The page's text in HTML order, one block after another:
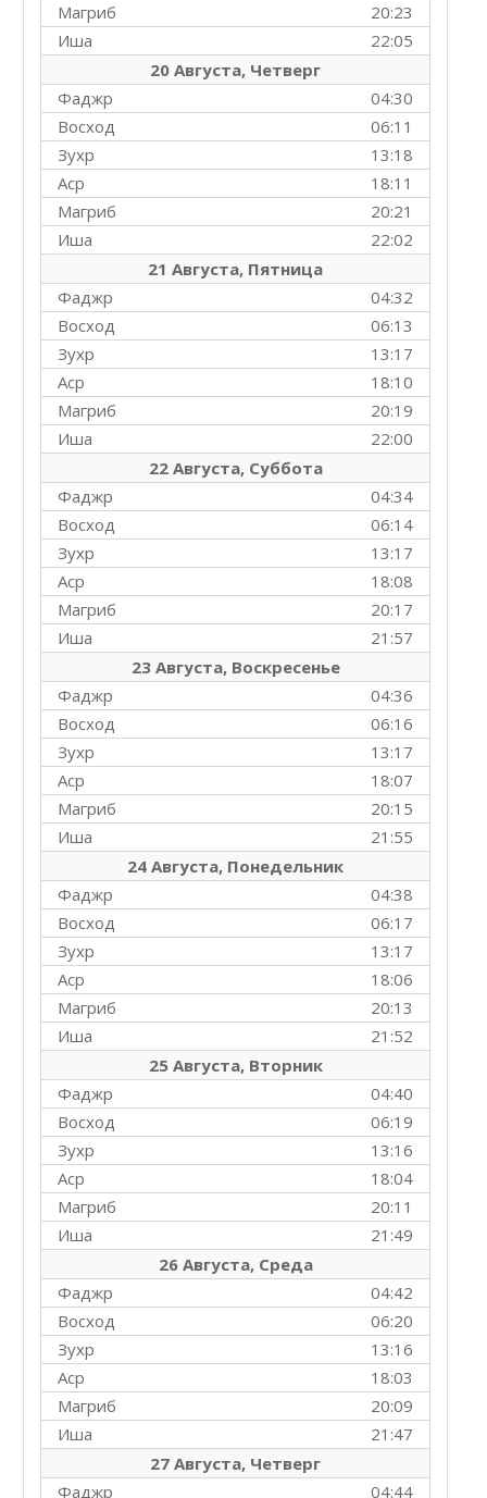
20:23
Магриб
22:05
Иша
20 Августа, Четверг
04:30
Фаджр
06:11
Восход
13:18
Зухр
18:11
Аср
20:21
Магриб
22:02
Иша
21 Августа, Пятница
04:32
Фаджр
06:13
Восход
13:17
Зухр
18:10
Аср
20:19
Магриб
22:00
Иша
22 Августа, Суббота
04:34
Фаджр
06:14
Восход
13:17
Зухр
18:08
Аср
20:17
Магриб
21:57
Иша
23 Августа, Воскресенье
04:36
Фаджр
06:16
Восход
13:17
Зухр
18:07
Аср
20:15
Магриб
21:55
Иша
24 Августа, Понедельник
04:38
Фаджр
06:17
Восход
13:17
Зухр
18:06
Аср
20:13
Магриб
21:52
Иша
25 Августа, Вторник
04:40
Фаджр
06:19
Восход
13:16
Зухр
18:04
Аср
20:11
Магриб
21:49
Иша
26 Августа, Среда
04:42
Фаджр
06:20
Восход
13:16
Зухр
18:03
Аср
20:09
Магриб
21:47
Иша
27 Августа, Четверг
04:44
Фаджр